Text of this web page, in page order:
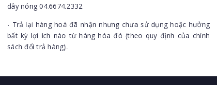
dây nóng 04.6674.2332
- Trả lại hàng hoá đã nhận nhưng chưa sử dụng hoặc hưởng
bất kỳ lợi ích nào từ hàng hóa đó (theo quy định của chính
sách đổi trả hàng).